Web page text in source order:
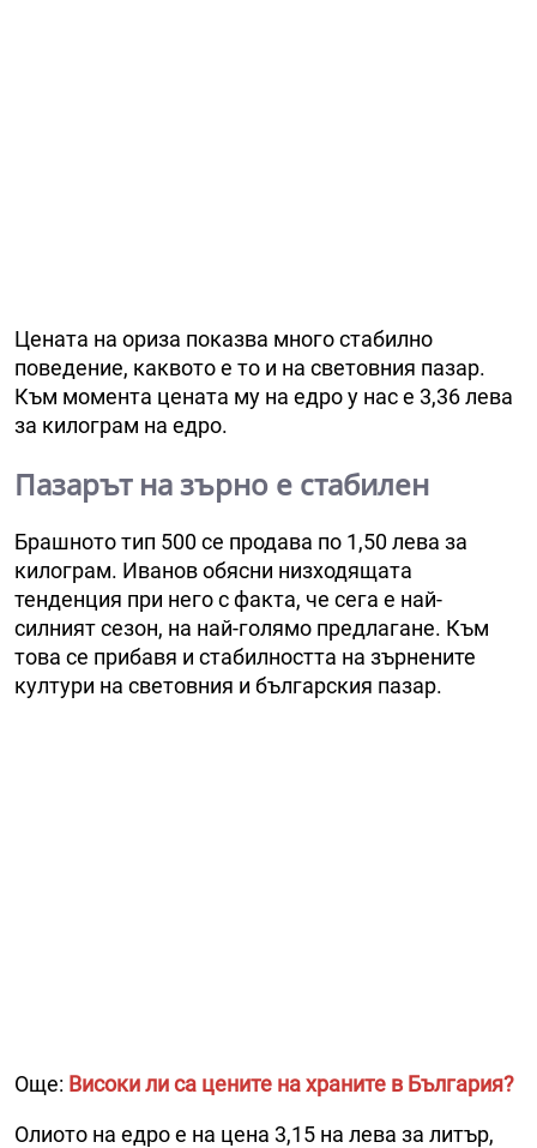
Цената на ориза показва много стабилно
поведение, каквото е то и на световния пазар.
Към момента цената му на едро у нас е 3,36 лева
за килограм на едро.
Пазарът на зърно е стабилен
Брашното тип 500 се продава по 1,50 лева за
килограм. Иванов обясни низходящата
тенденция при него с факта, че сега е най-
силният сезон, на най-голямо предлагане. Към
това се прибавя и стабилността на зърнените
култури на световния и българския пазар.
Още: Високи ли са цените на храните в България?
Олиото на едро е на цена 3,15 на лева за литър,